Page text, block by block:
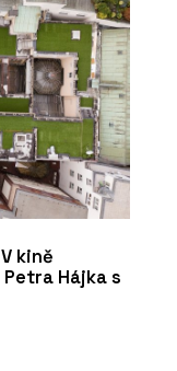
kině
Hájka s